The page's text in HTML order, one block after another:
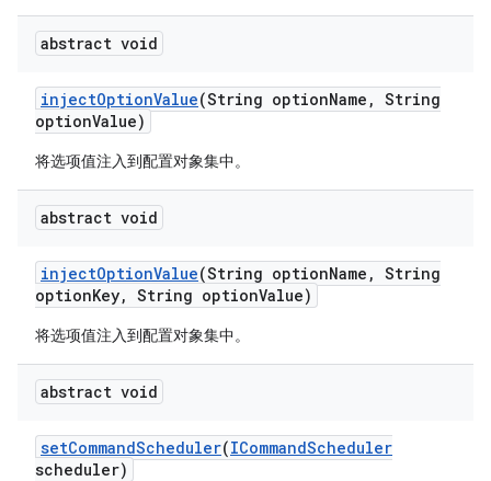
abstract void
injectOptionValue(String optionName , String
optionValue)
将选项值注入到配置对象集中。
abstract void
injectOptionValue(String optionName , String
optionKey, String optionValue)
将选项值注入到配置对象集中。
abstract void
setCommandScheduler(ICommandScheduler
scheduler)